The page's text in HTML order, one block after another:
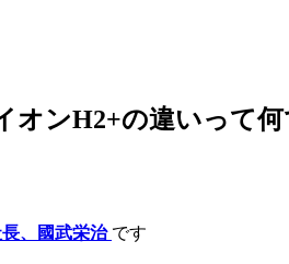
オンH2+の違いって何
、國武栄治 です